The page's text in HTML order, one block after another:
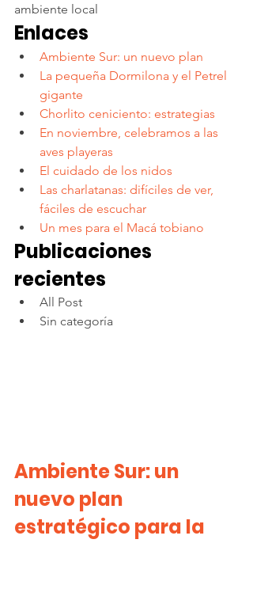
ambiente local
Enlaces
Ambiente Sur: un nuevo plan
La pequeña Dormilona y el Petrel
gigante
Chorlito ceniciento: estrategias
En noviembre, celebramos a las
aves playeras
El cuidado de los nidos
Las charlatanas: difíciles de ver,
fáciles de escuchar
Un mes para el Macá tobiano
Publicaciones
recientes
All Post
Sin categoría
Ambiente Sur: un
nuevo plan
estratégico para la